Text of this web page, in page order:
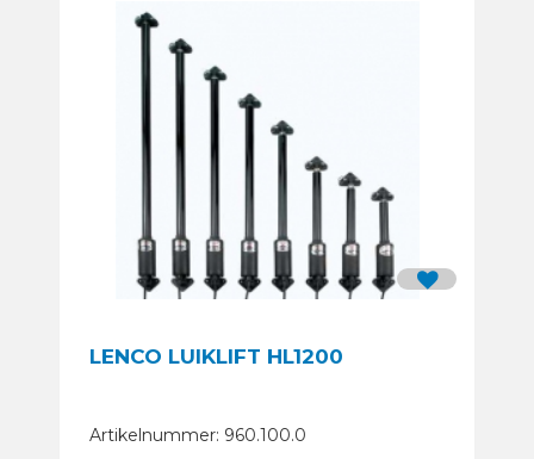
LENCO LUIKLIFT HL1200
Artikelnummer: 960.100.0